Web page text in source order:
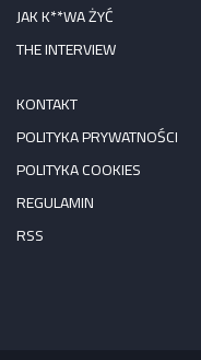
JAK K**WA ŻYĆ
THE INTERVIEW
KONTAKT
POLITYKA PRYWATNOŚCI
POLITYKA COOKIES
REGULAMIN
RSS